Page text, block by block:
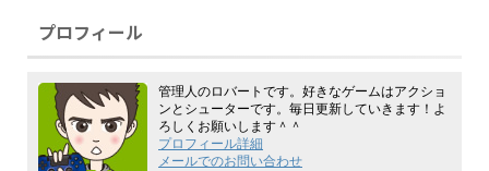
プロフィール
管理人のロバートです。好きなゲームはアクショ
ンとシューターです。毎日更新していきます！よ
ろしくお願いします＾＾
プロフィール詳細
メールでのお問い合わせ